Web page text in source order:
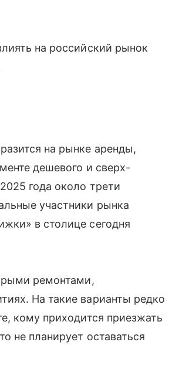
на российский рынок
на рынке аренды,
дешевого и сверх-
года около трети
участники рынка
в столице сегодня
ремонтами,
На такие варианты редко
кому приходится приезжать
не планирует оставаться